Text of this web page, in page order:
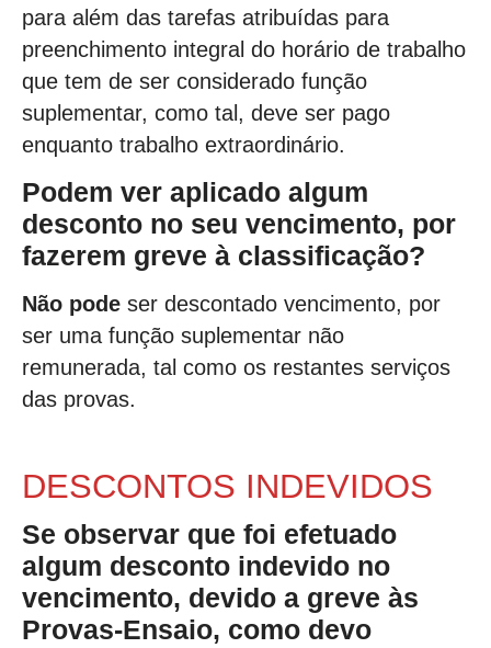
para além das tarefas atribuídas para
preenchimento integral do horário de trabalho
que tem de ser considerado função
suplementar, como tal, deve ser pago
enquanto trabalho extraordinário.
Podem ver aplicado algum
desconto no seu vencimento, por
fazerem greve à classificação?
Não pode ser descontado vencimento, por
ser uma função suplementar não
remunerada, tal como os restantes serviços
das provas.
DESCONTOS INDEVIDOS
Se observar que foi efetuado
algum desconto indevido no
vencimento, devido a greve às
Provas-Ensaio, como devo